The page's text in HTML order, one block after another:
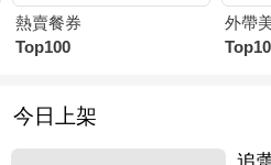
熱賣餐券
Top100
外帶
今日上架